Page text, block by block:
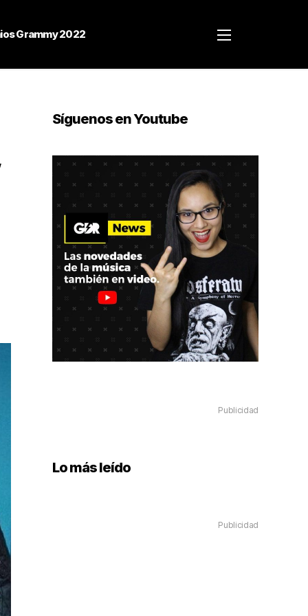
Grammy 2022
Síguenos en Youtube
Publicidad
Lo más leído
Publicidad